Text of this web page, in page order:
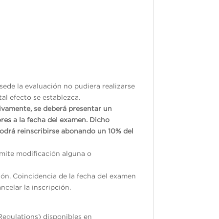
la evaluación no pudiera realizarse
efecto se establezca.
se deberá presentar un
a la fecha del examen. Dicho
reinscribirse abonando un 10% del
modificación alguna o
Coincidencia de la fecha del examen
la inscripción.
disponibles en